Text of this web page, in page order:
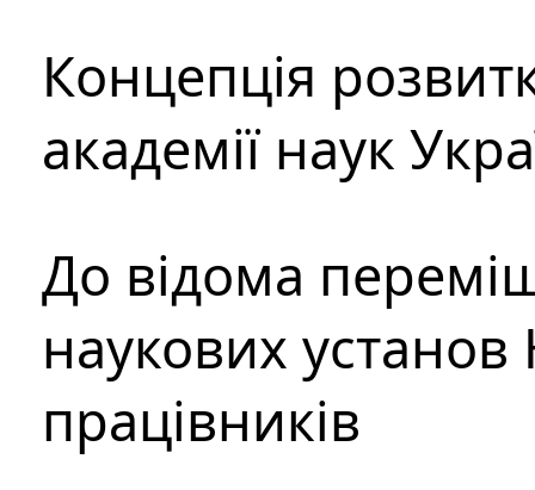
Концепція
академії наук
До відома
наукових установ
працівників